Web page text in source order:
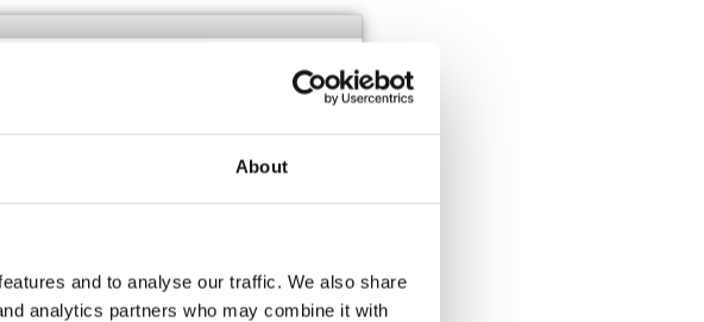
About
and to analyse our traffic. We also share
analytics partners who may combine it with